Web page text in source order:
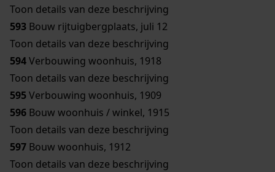
Toon details van deze beschrijving
593 Bouw rijtuigbergplaats, juli 12
Toon details van deze beschrijving
594Verbouwing woonhuis, 1918
Toon details van deze beschrijving
595Verbouwing woonhuis, 1909
596 Bouw woonhuis / winkel, 1915
Toon details van deze beschrijving
597 Bouw woonhuis, 1912
Toon details van deze beschrijving